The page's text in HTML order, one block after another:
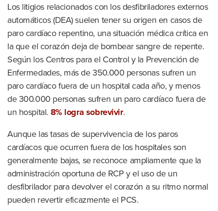
Los litigios relacionados con los desfibriladores externos
automáticos (DEA) suelen tener su origen en casos de
paro cardíaco repentino, una situación médica crítica en
la que el corazón deja de bombear sangre de repente.
Según los Centros para el Control y la Prevención de
Enfermedades, más de 350.000 personas sufren un
paro cardíaco fuera de un hospital cada año, y menos
de 300.000 personas sufren un paro cardíaco fuera de
un hospital. 8% logra sobrevivir.
Aunque las tasas de supervivencia de los paros
cardíacos que ocurren fuera de los hospitales son
generalmente bajas, se reconoce ampliamente que la
administración oportuna de RCP y el uso de un
desfibrilador para devolver el corazón a su ritmo normal
pueden revertir eficazmente el PCS.